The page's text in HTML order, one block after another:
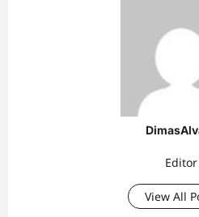
Editor
View All